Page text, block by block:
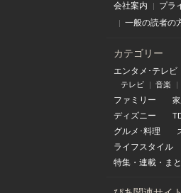
会社案内 プラ
一般の読者の
カテゴリー
エンタメ･テレビ
テレビ 音楽
ファミリー
ディズニー
グルメ･料理
ライフスタイル
特集 ・ 連載 ・ ま